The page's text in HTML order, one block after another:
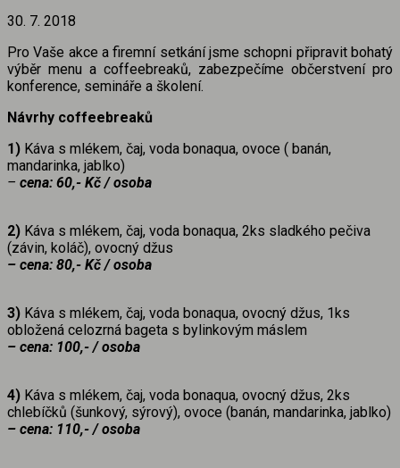
30. 7. 2018
Pro Vaše akce a firemní setkání jsme schopni připravit bohatý
výběr menu a coffeebreaků, zabezpečíme občerstvení pro
konference, semináře a školení.
Návrhy coffeebreaků
1) Káva s mlékem, čaj, voda bonaqua, ovoce ( banán,
mandarinka, jablko)
– cena: 60,- Kč / osoba
2) Káva s mlékem, čaj, voda bonaqua, 2ks sladkého pečiva
(závin, koláč), ovocný džus
– cena: 80,- Kč / osoba
3) Káva s mlékem, čaj, voda bonaqua, ovocný džus, 1ks
obložená celozrná bageta s bylinkovým máslem
– cena: 100,- / osoba
4) Káva s mlékem, čaj, voda bonaqua, ovocný džus, 2ks
chlebíčků (šunkový, sýrový), ovoce (banán, mandarinka, jablko)
– cena: 110,- / osoba